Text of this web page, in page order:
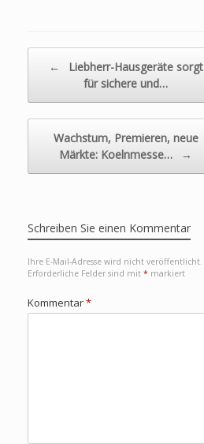
←
Liebherr-Hausgeräte sorgt
für sichere und…
Wachstum, Premieren, neue
Märkte: Koelnmesse…
→
Schreiben Sie einen Kommentar
Ihre E-Mail-Adresse wird nicht veröffentlicht.
Erforderliche Felder sind mit * markiert
Kommentar*